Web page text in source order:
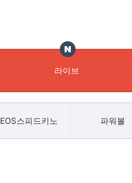
라이브
EOS스피드키노 파워볼